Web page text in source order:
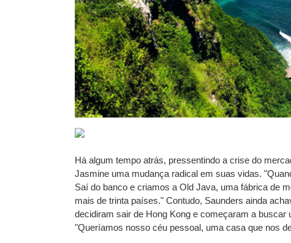
Há algum tempo atrás, pressentindo a crise do
Jasmine uma mudança radical em suas vidas.
Saí do banco e criamos a Old Java, uma fábrica de
mais de trinta países." Contudo, Saunders ainda
decidiram sair de Hong Kong e começaram a
"Queríamos nosso céu pessoal, uma casa que nos